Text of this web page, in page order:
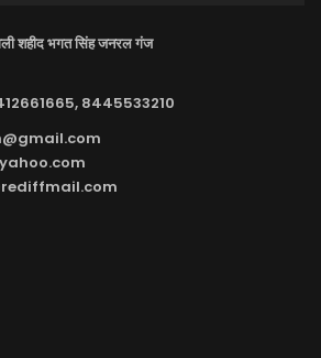
शहीद भगत सिंह जनरल गंज
8445533210